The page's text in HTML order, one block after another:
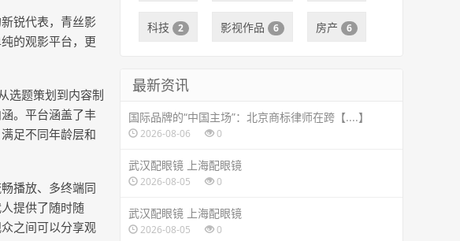
锐代表，青丝影
的观影平台，更
选题策划到内容制
。平台涵盖了丰
足不同年龄层和
播放、多终端同
提供了随时随
之间可以分享观
科技 2 影视作品 6 房产 6
最新资讯
国际品牌的“中国主场”：北京商标律师在跨【....】
2026-08-06 0
武汉配眼镜 上海配眼镜
2026-08-05 0
武汉配眼镜 上海配眼镜
2026-08-05 0